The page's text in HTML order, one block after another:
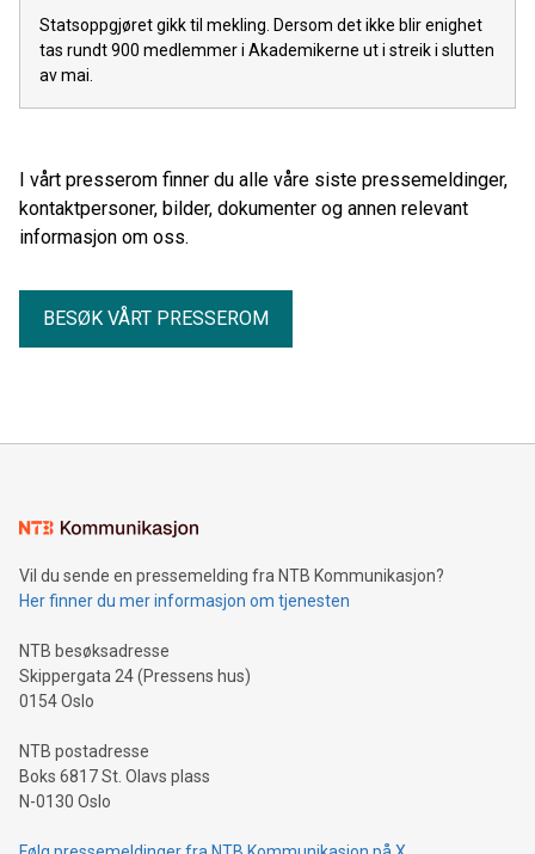
Statsoppgjøret gikk til mekling. Dersom det ikke blir enighet
tas rundt 900 medlemmer i Akademikerne ut i streik i slutten
av mai.
I vårt presserom finner du alle våre siste pressemeldinger,
kontaktpersoner, bilder, dokumenter og annen relevant
informasjon om oss.
BESØK VÅRT PRESSEROM
Vil du sende en pressemelding fra NTB Kommunikasjon?
Her finner du mer informasjon om tjenesten
NTB besøksadresse
Skippergata 24 (Pressens hus)
0154 Oslo
NTB postadresse
Boks 6817 St. Olavs plass
N-0130 Oslo